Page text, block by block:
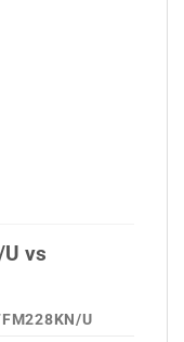
vs
U